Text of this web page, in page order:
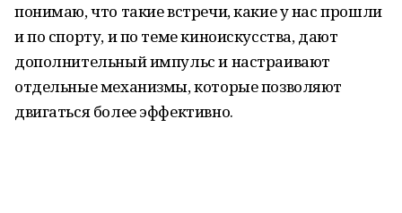
понимаю, что такие встречи, какие у нас прошли
и по спорту, и по теме киноискусства, дают
дополнительный импульс и настраивают
отдельные механизмы, которые позволяют
двигаться более эффективно.